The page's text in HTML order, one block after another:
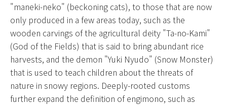
"maneki-neko" (beckoning cats), to those that are now
only produced in a few areas today, such as the
wooden carvings of the agricultural deity "Ta-no-Kami"
(God of the Fields) that is said to bring abundant rice
harvests, and the demon "Yuki Nyudo" (Snow Monster)
that is used to teach children about the threats of
nature in snowy regions. Deeply-rooted customs
further expand the definition ofengimono, such as